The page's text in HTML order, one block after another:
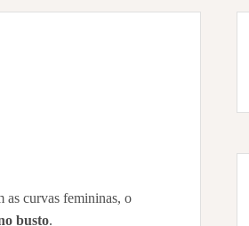
as curvas femininas, o
busto.